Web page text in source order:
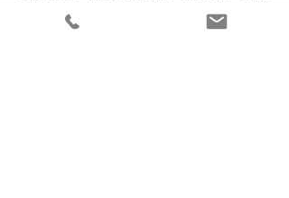
menfaatlerine karşı duyarlılığın simgesi haline de